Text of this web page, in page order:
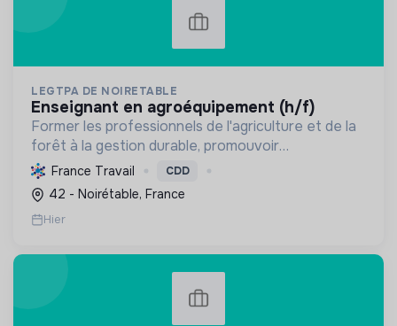
LEGTPA DE NOIRETABLE
enseignant en agroéquipement (h/f)
Former les professionnels de l'agriculture et de la
forêt à la gestion durable, promouvoir
l'agroécologie et l'écoresponsabilité par une
pédagogie pratique, pour des citoyens acteurs de
la transition.
France Travail CDD
42 - Noirétable, France
Hier